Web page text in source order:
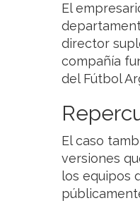
El
director
compañía
del Fútbol
El caso
versiones
los equipos